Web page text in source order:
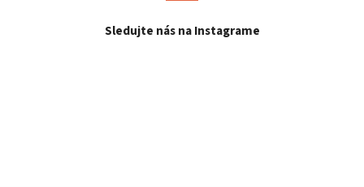
Sledujte nás na Instagrame